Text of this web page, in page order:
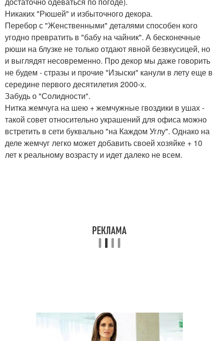
Никаких "Рюшей" и избыточного декора.
Перебор с "Женственными" деталями способен кого
угодно превратить в "бабу на чайник". А бесконечные
рюши на блузке не только отдают явной безвкусицей, но
и выглядят несовременно. Про декор мы даже говорить
не будем - стразы и прочие "Изыски" канули в лету еще в
середине первого десятилетия 2000-х.
Забудь о "Солидности".
Нитка жемчуга на шею + жемчужные гвоздики в ушах -
такой совет относительно украшений для офиса можно
встретить в сети буквально "на Каждом Углу". Однако на
деле жемчуг легко может добавить своей хозяйке + 10
лет к реальному возрасту и идет далеко не всем.